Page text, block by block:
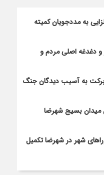
به مددجویان کمیته
دغدغه اصلی مردم و
برکت به آسیب دیدگان جنگ
میدان بسیج شهرضا
شهر در شهرضا تکمیل